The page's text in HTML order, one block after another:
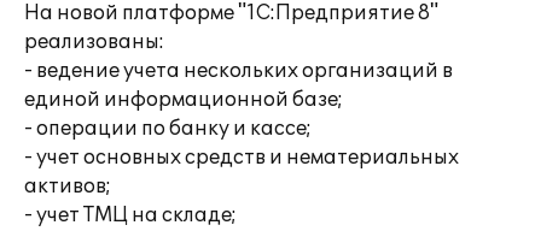
На новой платформе "1С:Предприятие 8"
реализованы:
- ведение учета нескольких организаций в
единой информационной базе;
- операции по банку и кассе;
- учет основных средств и нематериальных
активов;
- учет ТМЦ на складе;